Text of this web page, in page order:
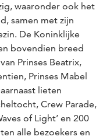
waaronder ook het
samen met zijn
De Koninklijke
bovendien breed
Prinses Beatrix,
Prinses Mabel
lieten
Crew Parade,
of Light’ en 200
alle bezoekers en